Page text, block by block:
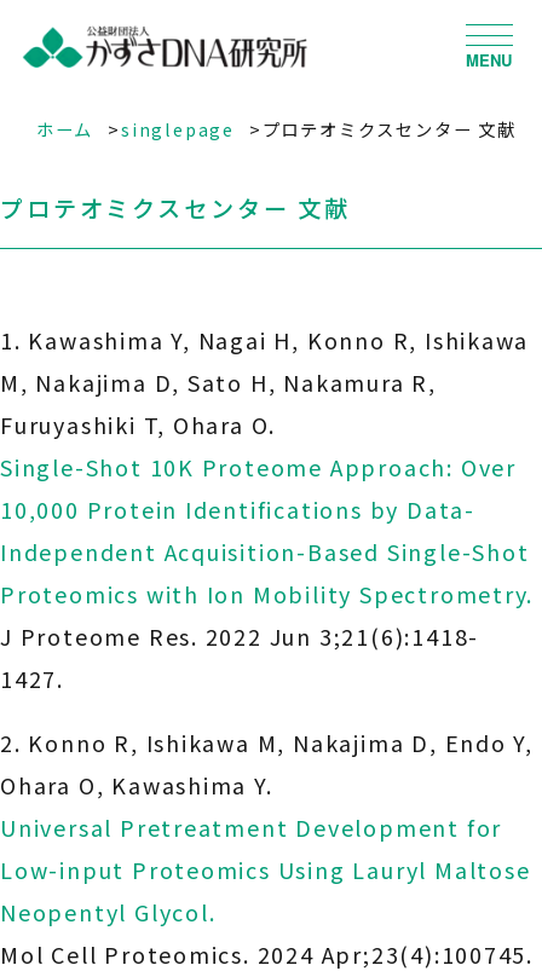
MENU
ホーム singlepage プロテオミクスセンター 文献
プロテオミクスセンター 文献
1. Kawashima Y, Nagai H, Konno R, Ishikawa
M, Nakajima D, Sato H, Nakamura R,
Furuyashiki T, Ohara O.
Single-Shot 10K Proteome Approach: Over
10,000 Protein Identifications by Data-
Independent Acquisition-Based Single-Shot
Proteomics with Ion Mobility Spectrometry.
J Proteome Res. 2022 Jun 3;21(6):1418-
1427.
2. Konno R, Ishikawa M, Nakajima D, Endo Y,
Ohara O, Kawashima Y.
Universal Pretreatment Development for
Low-input Proteomics Using Lauryl Maltose
Neopentyl Glycol.
Mol Cell Proteomics. 2024 Apr;23(4):100745.